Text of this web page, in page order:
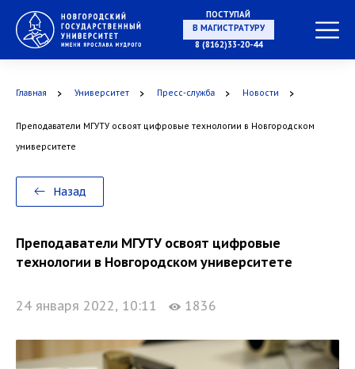
ПОСТУПАЙ
В МАГИСТРАТУРУ
8 (8162)33-20-44
Главная Университет Пресс-служба Новости
Преподаватели МГУТУ освоят цифровые технологии в Новгородском
университете
Назад
Преподаватели МГУТУ освоят цифровые
технологии в Новгородском университете
24 января 2022, 10:11 1836